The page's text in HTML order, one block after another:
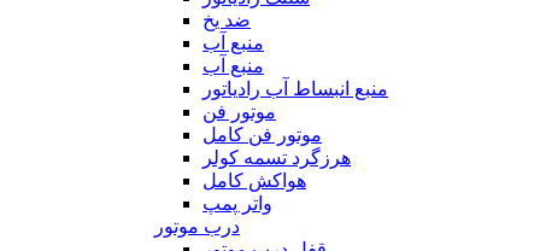
ضد یخ
منبع آب
منبع آب
منبع انبساط آب رادیاتور
موتور فن
موتور فن کامل
هرزگرد تسمه کولر
هواکش کامل
واتر پمپ
درب موتور